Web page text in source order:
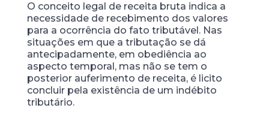
O conceito legal de receita bruta indica a
necessidade de recebimento dos valores
para a ocorrência do fato tributável. Nas
situações em que a tributação se dá
antecipadamente, em obediência ao
aspecto temporal, mas não se tem o
posterior auferimento de receita, é licito
concluir pela existência de um indébito
tributário.